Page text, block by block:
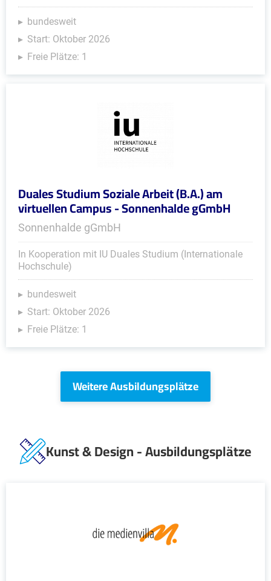
bundesweit
Start: Oktober 2026
Freie Plätze: 1
Duales Studium Soziale Arbeit (B.A.) am
virtuellen Campus - Sonnenhalde gGmbH
Sonnenhalde gGmbH
In Kooperation mit IU Duales Studium (Internationale
Hochschule)
bundesweit
Start: Oktober 2026
Freie Plätze: 1
Weitere Ausbildungsplätze
Kunst & Design - Ausbildungsplätze